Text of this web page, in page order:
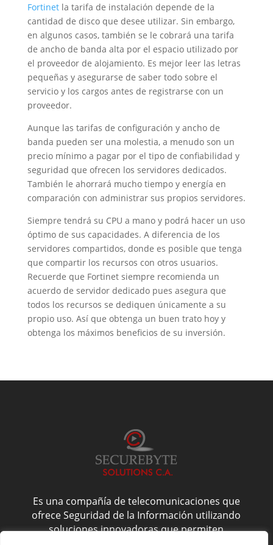
Fortinetla tarifa de instalación depende de la
cantidad de disco que desee utilizar. Sin embargo,
en algunos casos, también se le cobrará una tarifa
de ancho de banda alta por el espacio utilizado por
el proveedor de alojamiento. Es mejor leer las letras
pequeñas y asegurarse de saber todo sobre el
servicio y los cargos antes de registrarse con un
proveedor.
Aunque las tarifas de configuración y ancho de
banda pueden ser una molestia, a menudo son un
precio mínimo a pagar por el tipo de confiabilidad y
seguridad que ofrecen los servidores dedicados.
También le ahorrará mucho tiempo y energía en
comparación con administrar sus propios servidores.
Siempre tendrá su CPU a mano y podrá hacer un uso
óptimo de sus capacidades. A diferencia de los
servidores compartidos, donde es posible que tenga
que compartir los recursos con otros usuarios.
Recuerde que Fortinet siempre recomienda un
acuerdo de servidor dedicado pues asegura que
todos los recursos se dediquen únicamente a su
propio uso. Así que obtenga un buen trato hoy y
obtenga los máximos beneficios de su inversión.
Es una compañía de telecomunicaciones que
ofrece Seguridad de la Información utilizando
soluciones innovadoras que permiten